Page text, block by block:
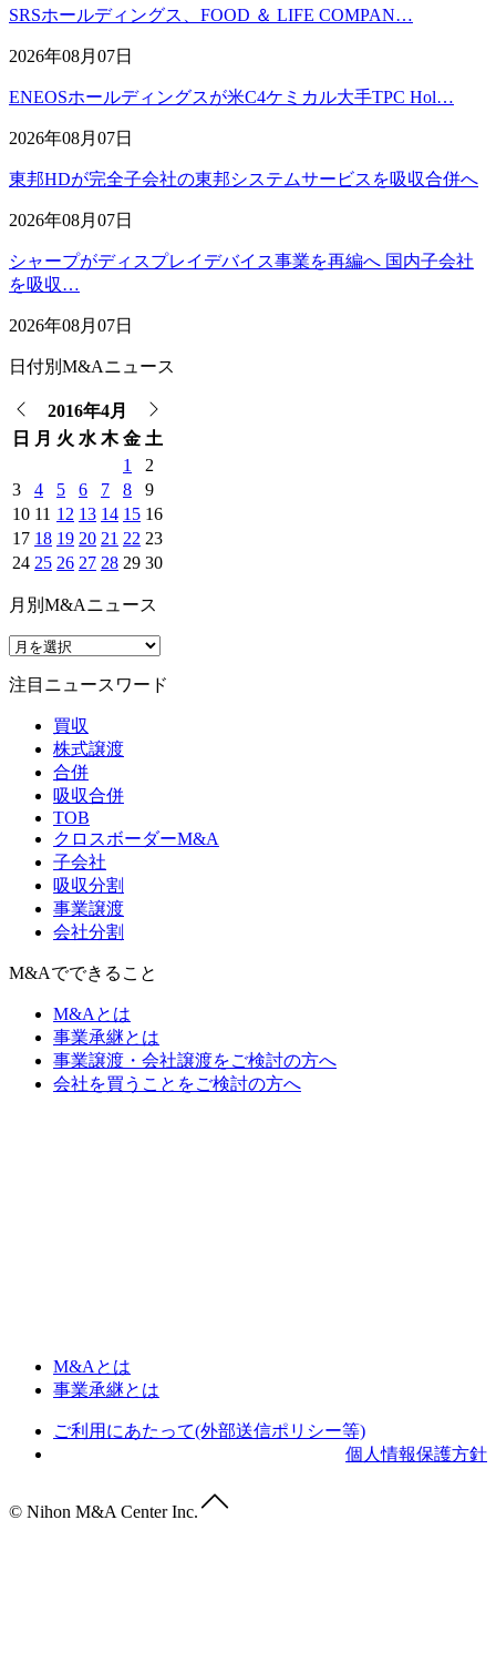
SRSホールディングス、FOOD ＆ LIFE COMPAN…
2026年08月07日
ENEOSホールディングスが米C4ケミカル大手TPC Hol…
2026年08月07日
東邦HDが完全子会社の東邦システムサービスを吸収合併へ
2026年08月07日
シャープがディスプレイデバイス事業を再編へ 国内子会社
を吸収…
2026年08月07日
日付別M&Aニュース
2016年4月
日
月 火 水 木 金 土
1
2
3
4 5 6 7 8
9
10 11 12 13 14 15 16
17 18 19 20 21 22 23
24 25 26 27 28 29 30
月別M&Aニュース
注目ニュースワード
買収
株式譲渡
合併
吸収合併
TOB
クロスボーダーM&A
子会社
吸収分割
事業譲渡
会社分割
M&Aでできること
M&Aとは
事業承継とは
事業譲渡・会社譲渡をご検討の方へ
会社を買うことをご検討の方へ
M&Aとは
事業承継とは
ご利用にあたって(外部送信ポリシー等)
個人情報保護方針
© Nihon M&A Center Inc.